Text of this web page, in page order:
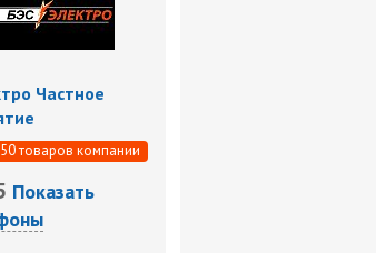
Частное
товаров компании
Показать